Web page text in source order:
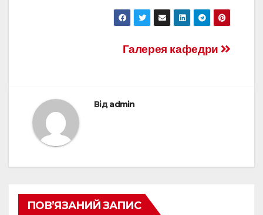
Галерея кафедри
Відadmin
ПОВ’ЯЗАНИЙ ЗАПИС